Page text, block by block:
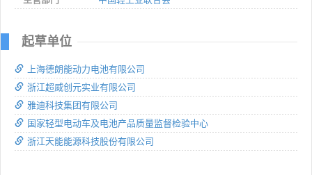
起草单位
上海德朗能动力电池有限公司
浙江超威创元实业有限公司
雅迪科技集团有限公司
国家轻型电动车及电池产品质量监督检验中心
浙江天能能源科技股份有限公司